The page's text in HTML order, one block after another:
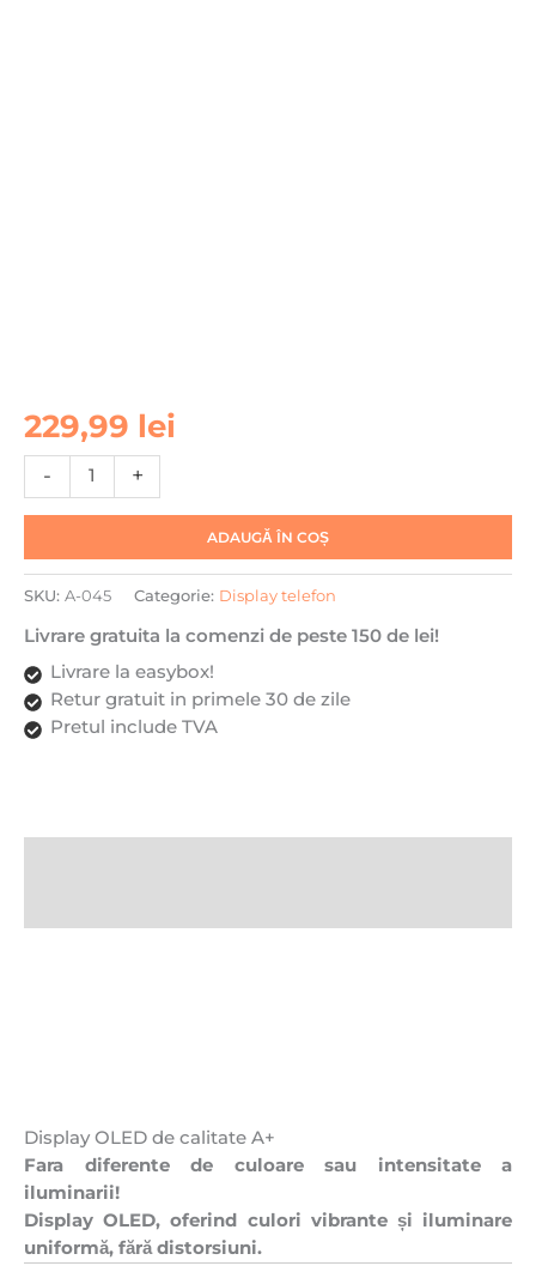
229,99 lei
-
Cantitate
Display
iPhone
11
DaDen®,
Negru,
GX
Ecran
Tactil,
Best
+
ADAUGĂ ÎN COȘ
SKU: A-045 Categorie: Display telefon
Livrare gratuita la comenzi de peste 150 de lei!
Livrare la easybox!
Retur gratuit in primele 30 de zile
Pretul include TVA
Display OLED de calitate A+
Fara diferente de culoare sau intensitate a
iluminarii!
Display OLED, oferind culori vibrante și iluminare
uniformă, fără distorsiuni.